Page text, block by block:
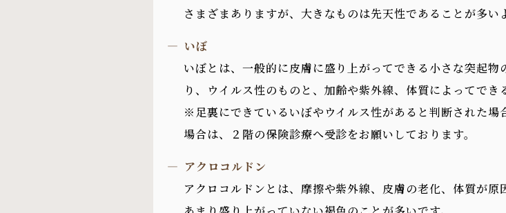
さまざまありますが、大きなものは先天性であることが多い
いぼ
いぼとは、一般的に皮膚に盛り上がってできる小さな突起
り、ウイルス性のものと、加齢や紫外線、体質によってでき
※足裏にできているいぼやウイルス性があると判断された
場合は、２階の保険診療へ受診をお願いしております。
アクロコルドン
アクロコルドンとは、摩擦や紫外線、皮膚の老化、体質が